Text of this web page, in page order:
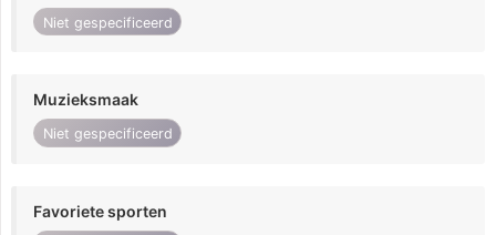
Niet gespecificeerd
Muzieksmaak
Niet gespecificeerd
Favoriete sporten